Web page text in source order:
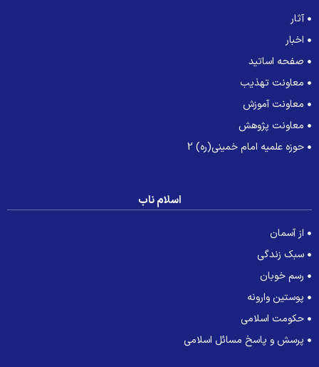
آثار
اخبار
صفحه اساتید
معاونت تهذیب
معاونت آموزش
معاونت پژوهش
حوزه علمیه امام خمینی(ره) 2
اسلام ناب
از آسمان
سبک زندگی
رسم خوبان
پوستین وارونه
حکومت اسلامی
پرسش و پاسخ مسائل اسلامی